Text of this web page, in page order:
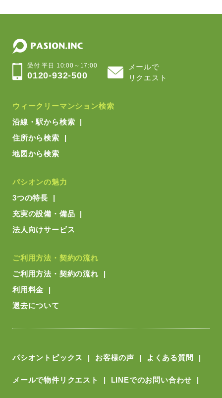
受付 平日 10:00～17:00
0120-932-500
メールで
リクエスト
ウィークリーマンション検索
沿線・駅から検索
住所から検索
地図から検索
パシオンの魅力
3つの特長
充実の設備・備品
法人向けサービス
ご利用方法・契約の流れ
ご利用方法・契約の流れ
利用料金
退去について
パシオントピックス お客様の声 よくある質問
メールで物件リクエスト LINEでのお問い合わせ